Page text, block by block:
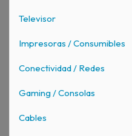
Televisor
Impresoras / Consumibles
Conectividad / Redes
Gaming / Consolas
Cables